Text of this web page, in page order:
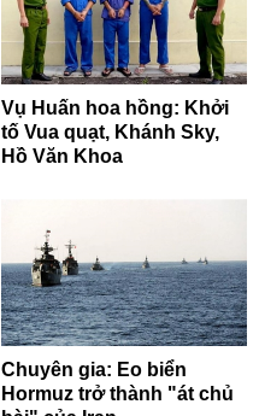
Vụ Huấn hoa hồng: Khởi
tố Vua quạt, Khánh Sky,
Hồ Văn Khoa
Chuyên gia: Eo biển
Hormuz trở thành "át chủ